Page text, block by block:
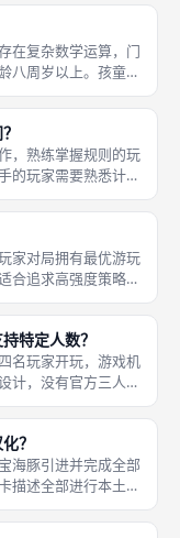
这类热门抽象
在复杂数学运算，门
八周岁以上。孩童玩
布局策略。 游戏仅
柔和，没有恐怖、暴
，熟练掌握规则的玩
的玩家需要熟悉计分
分钟以内。单轮画布
各类计分卡牌。 游
家对局拥有最优游玩
合追求高强度策略对
判对手出牌思路，互
；四人模式5乘5画布
特定人数？
名玩家开玩，游戏机
计，没有官方三人变
准对局，只能轮流观
乘4，四人模式画布
？
海豚引进并完成全部
描述全部进行本土化
收录原版全部卡牌，
配件。 汉化版统一